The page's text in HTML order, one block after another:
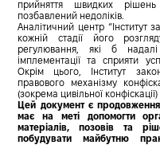
прийняття швидких
позбавлений недоліків.
Аналітичний центр “Інститут
кожній стадії його
регулювання, які б
імплементації та сприяти
Окрім цього, Інститут
правового механізму
(зокрема цивільної
Цей документ є
має на меті допомогти
матеріалів, позовів та
побудувати майбутню